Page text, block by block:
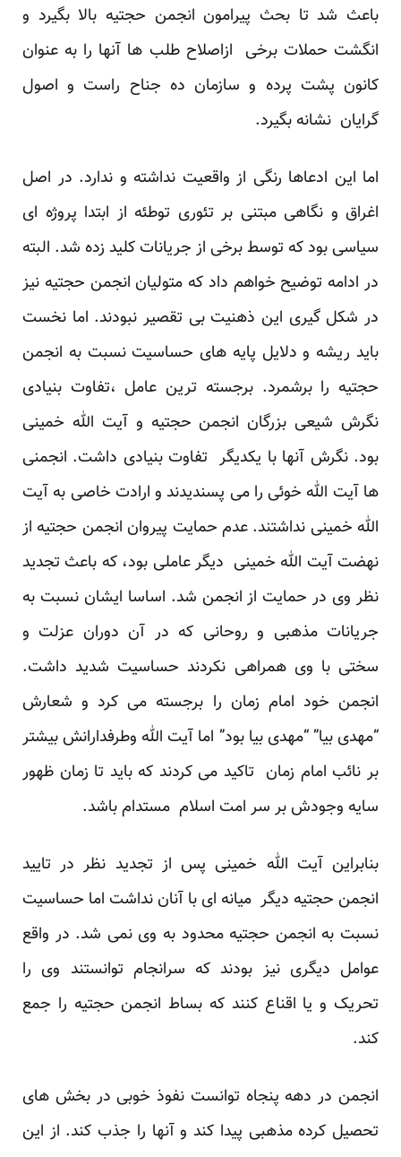
باعث شد تا بحث پیرامون انجمن حجتیه بالا بگیرد و
انگشت حملات برخی ازاصلاح طلب ها آنها را به عنوان
کانون پشت پرده و سازمان ده جناح راست و اصول
گرایان نشانه بگیرد.
اما این ادعاها رنگی از واقعیت نداشته و ندارد. در اصل
اغراق و نگاهی مبتنی بر تئوری توطئه از ابتدا پروژه ای
سیاسی بود که توسط برخی از جریانات کلید زده شد. البته
در ادامه توضیح خواهم داد که متولیان انجمن حجتیه نیز
در شکل گیری این ذهنیت بی تقصیر نبودند. اما نخست
باید ریشه و دلایل پایه های حساسیت نسبت به انجمن
حجتیه را برشمرد. برجسته ترین عامل ،تفاوت بنیادی
نگرش شیعی بزرگان انجمن حجتیه و آیت الله خمینی
بود. نگرش آنها با یکدیگر تفاوت بنیادی داشت. انجمنی
ها آیت الله خوئی را می پسندیدند و ارادت خاصی به آیت
الله خمینی نداشتند. عدم حمایت پیروان انجمن حجتیه از
نهضت آیت الله خمینی دیگر عاملی بود، که باعث تجدید
نظر وی در حمایت از انجمن شد. اساسا ایشان نسبت به
جریانات مذهبی و روحانی که در آن دوران عزلت و
سختی با وی همراهی نکردند حساسیت شدید داشت.
انجمن خود امام زمان را برجسته می کرد و شعارش
“مهدی بیا” “مهدی بیا بود” اما آیت الله وطرفدارانش بیشتر
بر نائب امام زمان تاکید می کردند که باید تا زمان ظهور
سایه وجودش بر سر امت اسلام مستدام باشد.
بنابراین آیت الله خمینی پس از تجدید نظر در تایید
انجمن حجتیه دیگر میانه ای با آنان نداشت اما حساسیت
نسبت به انجمن حجتیه محدود به وی نمی شد. در واقع
عوامل دیگری نیز بودند که سرانجام توانستند وی را
تحریک و یا اقناع کنند که بساط انجمن حجتیه را جمع
کند.
انجمن در دهه پنجاه توانست نفوذ خوبی در بخش های
تحصیل کرده مذهبی پیدا کند و آنها را جذب کند. از این